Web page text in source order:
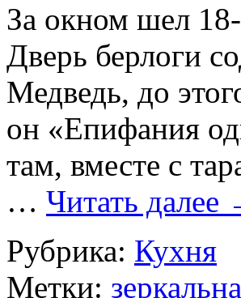
За окном шел
Дверь берлоги
Медведь, до
он «Епифания
там, вместе с
… Читать далее
Рубрика: Кухня
Метки: